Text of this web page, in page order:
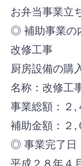
お弁当事業立
◎ 補助事業の
改修工事
厨房設備の購
名称：改修工
事業総額：２,
補助金額：２,
◎ 事業完了日
平成２８年４